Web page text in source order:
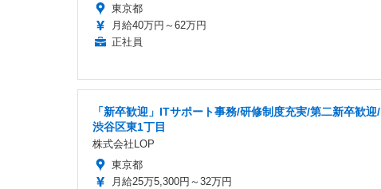
東京都
月給40万円～62万円
正社員
「新卒歓迎」ITサポート事務/研修制度充実/第二新卒歓迎/
渋谷区東1丁目
株式会社LOP
東京都
月給25万5,300円～32万円